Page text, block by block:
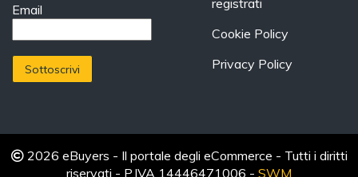
Email
registrati
Cookie Policy
Privacy Policy
2026 eBuyers - Il portale degli eCommerce - Tutti i diritti
riservati - P.IVA 14446471006 - SWM